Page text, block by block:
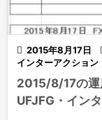
 2015年8月17日
インターアクション
2015/8/17の運
UFJFG・イン